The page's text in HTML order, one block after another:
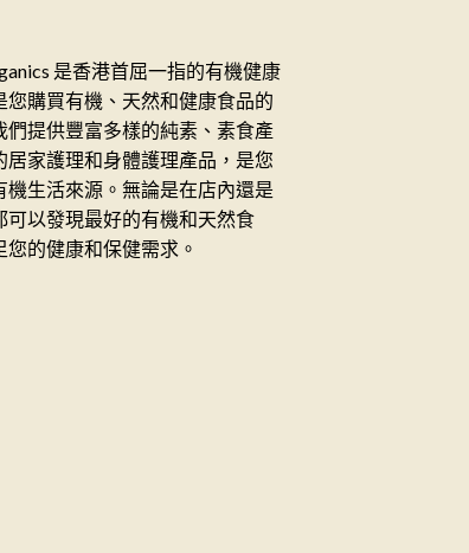
是香港首屈一指的有機健康
您購買有機、天然和健康食品的
們提供豐富多樣的純素、素食產
居家護理和身體護理產品，是您
機生活來源。無論是在店內還是
可以發現最好的有機和天然食
您的健康和保健需求。